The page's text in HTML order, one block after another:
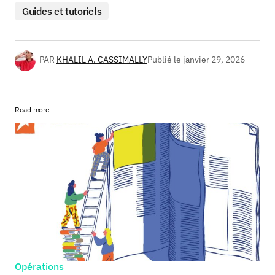
Guides et tutoriels
PAR KHALIL A. CASSIMALLYPublié le janvier 29, 2026
Read more
Opérations